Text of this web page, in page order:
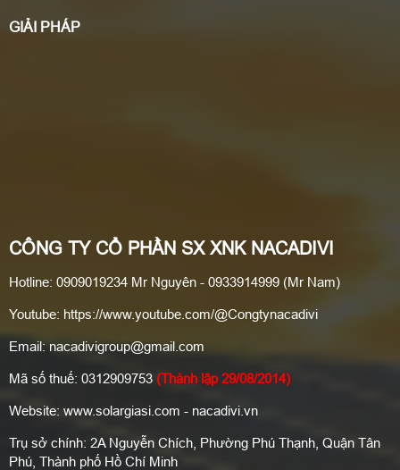
CÔNG TY CỔ PHẦN SX XNK NACADIVI
Hotline: 0909019234 Mr Nguyên - 0933914999 (Mr Nam)
Youtube: https://www.youtube.com/@Congtynacadivi
Email: nacadivigroup@gmail.com
Mã số thuế: 0312909753 (Thành lập 29/08/2014)
Website: www.solargiasi.com - nacadivi.vn
Trụ sở chính: 2A Nguyễn Chích, Phường Phú Thạnh, Quận Tân
Phú, Thành phố Hồ Chí Minh
GIẢI PHÁP